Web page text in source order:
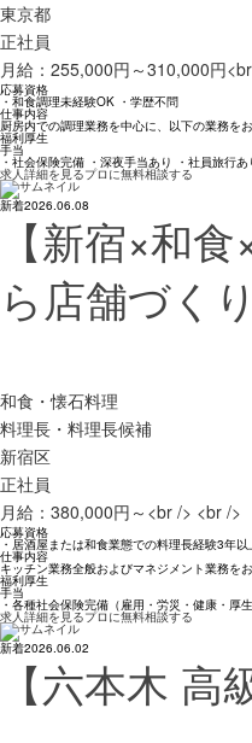
東京都
正社員
月給：255,000円～310,000円
応募資格
・和食調理未経験OK ・学歴不問
仕事内容
厨房内での調理業務を中心に、以下の業務を
福利厚生
手当
・社会保険完備 ・深夜手当あり ・社員旅行あ
求人詳細を見るプロに無料相談する
新着2026.06.08
【新宿×和
ら店舗づく
和食・懐石料理
料理長・料理長候補
新宿区
正社員
月給：380,000円～<br /> <br />
応募資格
・居酒屋または和食業態での料理長経験3年
仕事内容
キッチン業務全般およびマネジメント業務を
福利厚生
手当
・各種社会保険完備（雇用・労災・健康・
求人詳細を見るプロに無料相談する
新着2026.06.02
【六本木